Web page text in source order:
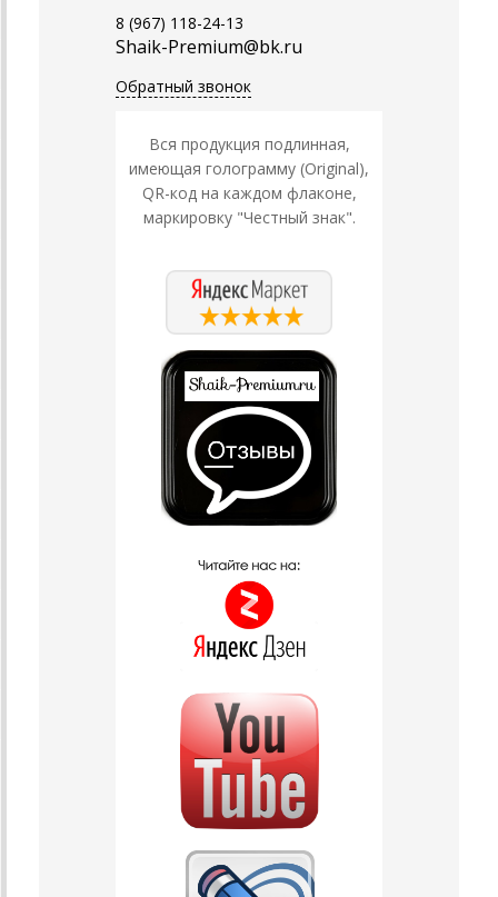
8 (967) 118-24-13
Shaik-Premium@bk.ru
Обратный звонок
Вся продукция подлинная,
имеющая голограмму (Original),
QR-код на каждом флаконе,
маркировку "Честный знак".